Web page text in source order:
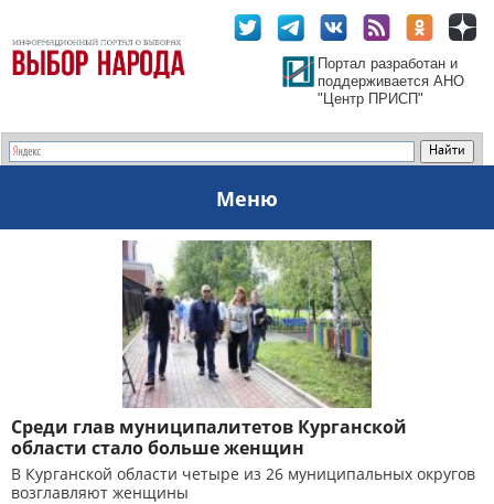
Портал разработан и
поддерживается АНО
"Центр ПРИСП"
Меню
Среди глав муниципалитетов Курганской
области стало больше женщин
В Курганской области четыре из 26 муниципальных округов
возглавляют женщины